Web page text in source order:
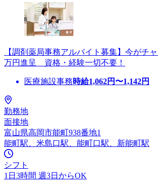
【調剤薬局事務アルバイト募集】今がチ
万円進呈 資格・経験一切不要！
医療施設事務時給1,062円〜1,142円
勤務地
面接地
富山県高岡市能町938番地1
能町駅、米島口駅、能町口駅、新能町駅
シフト
1日3時間 週3日からOK